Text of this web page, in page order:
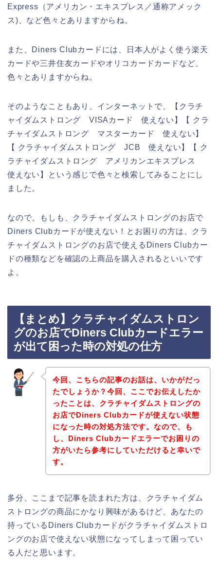
Express（アメリカン・エキスプレス／通称アメック
ス)、など色々とありますからね。
また、Diners Clubカードには、日本人がよく使う楽天
カードや三井住友カードやオリコカードカードなど、
色々とありますからね。
そのようなこともあり、インターネットで、【クラチ
ャイダムストロング VISAカード 使えない】【 クラ
チャイダムストロング マスターカード 使えない】
【 クラチャイダムストロング JCB 使えない】【 ク
ラチャイダムストロング アメリカンエキスプレス
使えない】という感じで色々と検索してみることにし
ました。
なので、もしも、クラチャイダムストロングのお店で
Diners Clubカードが使えない！とお困りの方は、クラ
チャイダムストロングのお店で使えるDiners Clubカー
ドの種類などを確認の上商品を購入されるといいです
よ。
【まとめ】クラチャイダムストロン
グのお店でDiners Clubカードエラー
が出て困った時の対処の仕方
今回、こちらの記事のお話は、いかがだっ
たでしょうか？今回、ここでお伝えしたか
ったことは、クラチャイダムストロングの
お店でDiners Clubカードが使えない状態
になった時の対処方法です。なので、も
し、Diners Clubカードエラーでお困りの
方がいたら参考にしていただけると幸いで
す。
多分、ここまで記事を読まれた方は、クラチャイダム
ストロングの商品にかなり興味があるけど、あなたの
持っているDiners Clubカードがクラチャイダムストロ
ングのお店で使えない状態になってしまって困ってい
る人だと思います。